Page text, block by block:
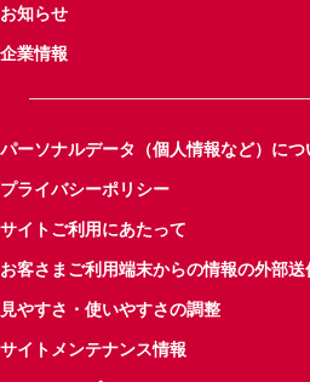
お知らせ
企業情報
パーソナルデータ（個人情報など）につ
プライバシーポリシー
サイトご利用にあたって
お客さまご利用端末からの情報の外部送
見やすさ・使いやすさの調整
サイトメンテナンス情報